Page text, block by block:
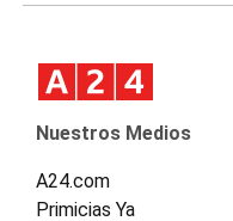
Nuestros Medios
A24.com
Primicias Ya